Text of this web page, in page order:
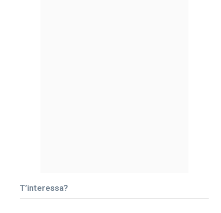
T’interessa?